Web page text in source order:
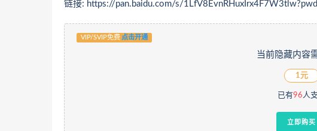
链接: https://pan.baidu.com/s/
VIP/SVIP免费 点击开通
当前隐藏内容
1元
已有96人
立即购买